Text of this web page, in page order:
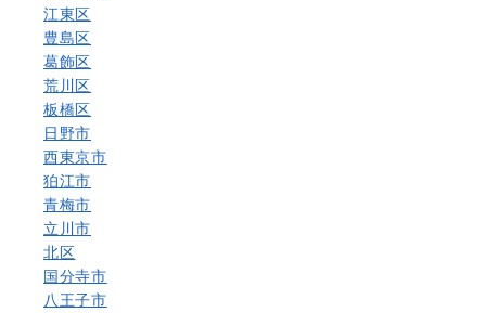
江東区
豊島区
葛飾区
荒川区
板橋区
日野市
西東京市
狛江市
青梅市
立川市
北区
国分寺市
八王子市